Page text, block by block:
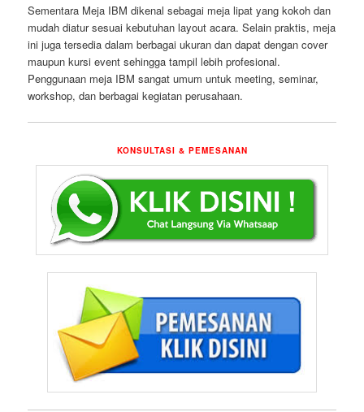
Sementara Meja IBM dikenal sebagai meja lipat yang kokoh dan
mudah diatur sesuai kebutuhan layout acara. Selain praktis, meja
ini juga tersedia dalam berbagai ukuran dan dapat dengan cover
maupun kursi event sehingga tampil lebih profesional.
Penggunaan meja IBM sangat umum untuk meeting, seminar,
workshop, dan berbagai kegiatan perusahaan.
KONSULTASI & PEMESANAN